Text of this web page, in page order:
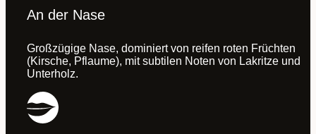
An der Nase
Großzügige Nase, dominiert von reifen roten Früchten
(Kirsche, Pflaume), mit subtilen Noten von Lakritze und
Unterholz.